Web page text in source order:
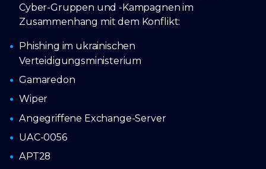
Cyber-Gruppen und -Kampagnen im
Zusammenhang mit dem Konflikt:
Phishing im ukrainischen
Verteidigungsministerium
Gamaredon
Wiper
Angegriffene Exchange-Server
UAC-0056
APT28